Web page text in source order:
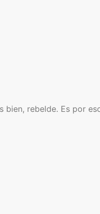
rebelde. Es por